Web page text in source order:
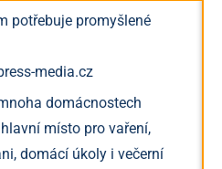
potřebuje promyšlené
media.cz
domácnostech
místo pro vaření,
domácí úkoly i večerní